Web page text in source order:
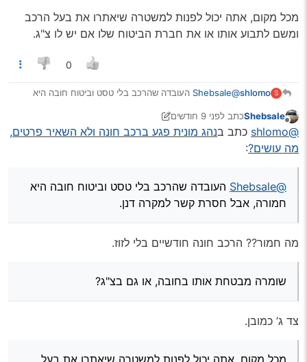
יצויין שהרכב שלי בלי טסט וביטוח.
VID_20251110_183827_305.mp4
מכל מקום, אתה יכול לפנות למשטרה שיאתרו את בעל הרכב
ומשם לתבוע אותו או את חברת הביטוח שלו אם יש לו צ"ג.
0
S
shlomo
@Shebsale
העובדה שהרכב בלי טסט וביטוח חובה היא
שומרה מבטחת אותו בחובה, או גם בצ"ג? Shebsaleכתב לפני 9 חודשים
נערך לאחרונה על ידי Shebsale11 בנוב׳ 2025, 1:15
@shlomo כתב בנהג מונית פגע ברכב חונה ולא השאיר פרטים,
מה עושים?:
@Shebsale
העובדה שהרכב בלי טסט וביטוח חובה היא
חמורה, אבל חסרת קשר למקרה דנן.
מה חמור?? הרכב חונה חודשיים בלי לזוז.
שומרה מבטחת אותו בחובה, או גם בצ"ג?
צד ג’ כמובן.
מכל מקום, אתה יכול לפנות למשטרה שיאתרו את בעל